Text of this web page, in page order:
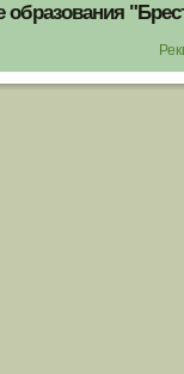
образования